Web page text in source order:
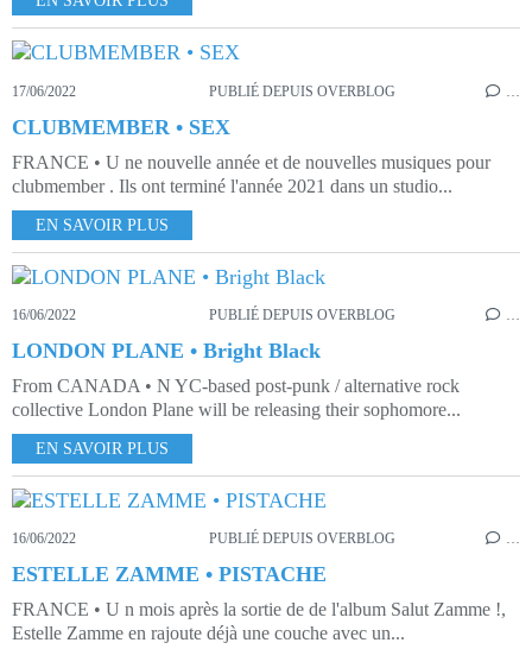
17/06/2022 PUBLIÉ DEPUIS OVERBLOG
CLUBMEMBER • SEX
FRANCE • U ne nouvelle année et de nouvelles musiques pour
clubmember . Ils ont terminé l'année 2021 dans un studio...
EN SAVOIR PLUS
16/06/2022 PUBLIÉ DEPUIS OVERBLOG …
LONDON PLANE • Bright Black
From CANADA • N YC-based post-punk / alternative rock
collective London Plane will be releasing their sophomore...
EN SAVOIR PLUS
16/06/2022 PUBLIÉ DEPUIS OVERBLOG …
ESTELLE ZAMME • PISTACHE
FRANCE • U n mois après la sortie de de l'album Salut Zamme !,
Estelle Zamme en rajoute déjà une couche avec un...